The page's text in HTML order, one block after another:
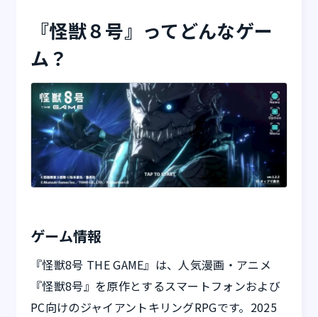
『怪獣８号』ってどんなゲー
ム？
ゲーム情報
『怪獣8号 THE GAME』は、人気漫画・アニメ
『怪獣8号』を原作とするスマートフォンおよび
PC向けのジャイアントキリングRPGです。2025